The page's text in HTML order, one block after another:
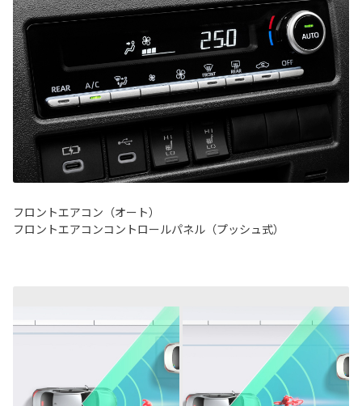
フロントエアコン（オート）
フロントエアコンコントロールパネル（プッシュ式）